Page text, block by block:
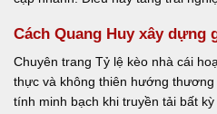
Cách Quang Huy xây dựng
Chuyên trang Tỷ lệ kèo nhà cái
thực và không thiên hướng
tính minh bạch khi truyền tải bất